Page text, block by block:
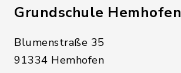
Grundschule Hemhofen
Blumenstraße 35
91334 Hemhofen